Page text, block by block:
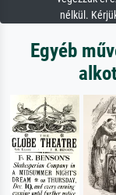
nélkül.
Egyéb